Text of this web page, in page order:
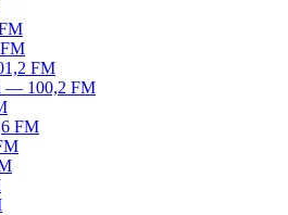
FM
— 100,2 FM
FM